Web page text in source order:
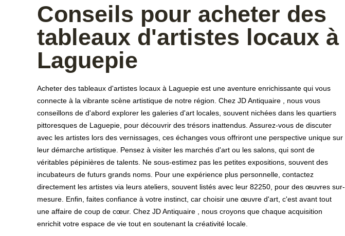
Conseils pour acheter des
tableaux d'artistes locaux à
Laguepie
Acheter des tableaux d'artistes locaux à Laguepie est une aventure enrichissante qui vous
connecte à la vibrante scène artistique de notre région. Chez JD Antiquaire , nous vous
conseillons de d'abord explorer les galeries d'art locales, souvent nichées dans les quartiers
pittoresques de Laguepie, pour découvrir des trésors inattendus. Assurez-vous de discuter
avec les artistes lors des vernissages, ces échanges vous offriront une perspective unique sur
leur démarche artistique. Pensez à visiter les marchés d'art ou les salons, qui sont de
véritables pépinières de talents. Ne sous-estimez pas les petites expositions, souvent des
incubateurs de futurs grands noms. Pour une expérience plus personnelle, contactez
directement les artistes via leurs ateliers, souvent listés avec leur 82250, pour des œuvres sur-
mesure. Enfin, faites confiance à votre instinct, car choisir une œuvre d'art, c'est avant tout
une affaire de coup de cœur. Chez JD Antiquaire , nous croyons que chaque acquisition
enrichit votre espace de vie tout en soutenant la créativité locale.